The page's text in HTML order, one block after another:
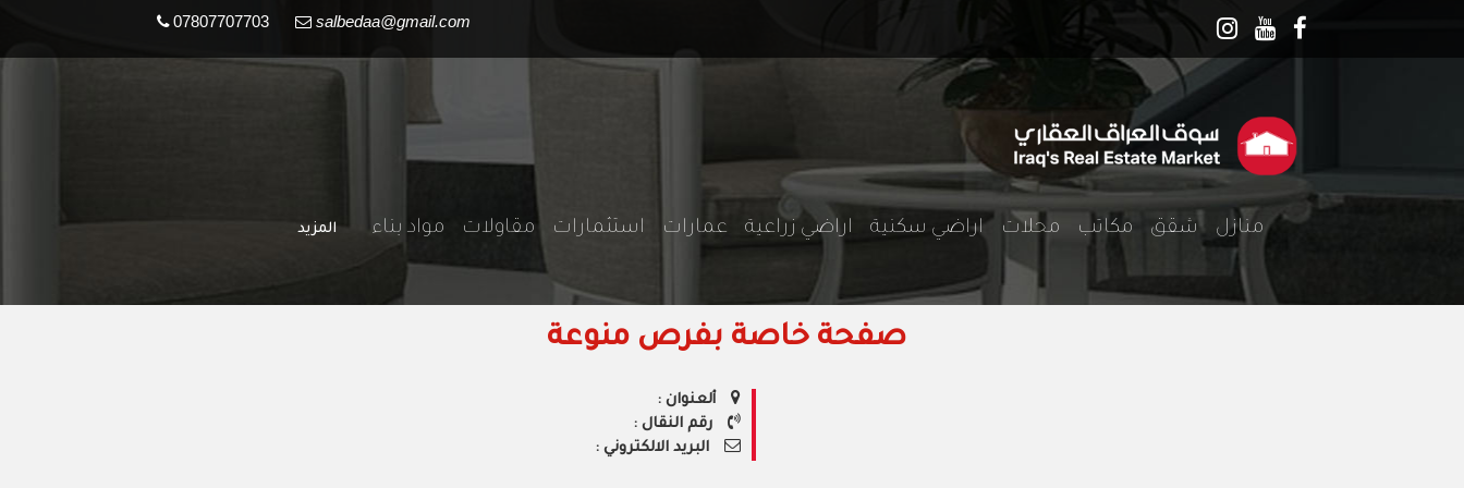
07807707703 salbedaa@gmail.com
منازلشقق مكاتب محلاتاراضي سكنية اراضي زراعيةعمارات استثمارات مقاولات مواد بناء المزيد
صفحة خاصة بفرص منوعة
ألعنوان :
رقم النقال :
البريد الالكتروني :